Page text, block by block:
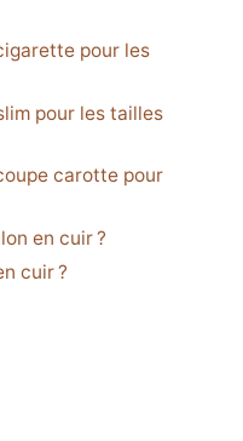
pour les
pour les tailles
carotte pour
en cuir ?
cuir ?